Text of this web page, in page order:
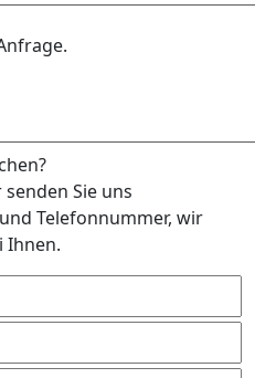
Sie uns
Telefonnummer, wir
Ihnen.